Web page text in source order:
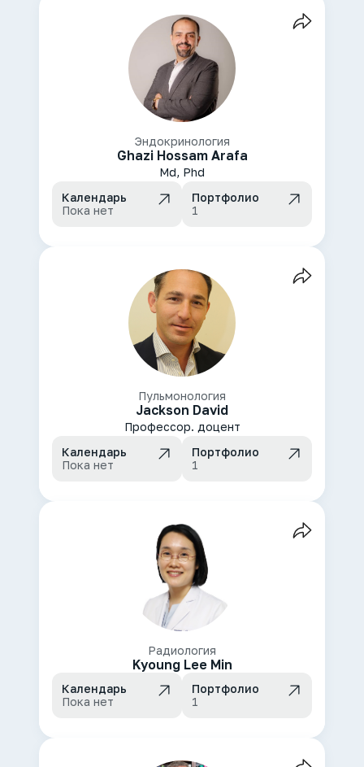
Эндокринология
Ghazi Hossam Arafa
Md, Phd
Календарь
Пока нет
Портфолио
1
Пульмонология
Jackson David
Профессор. доцент
Календарь
Пока нет
Портфолио
1
Радиология
Kyoung Lee Min
Календарь
Пока нет
Портфолио
1